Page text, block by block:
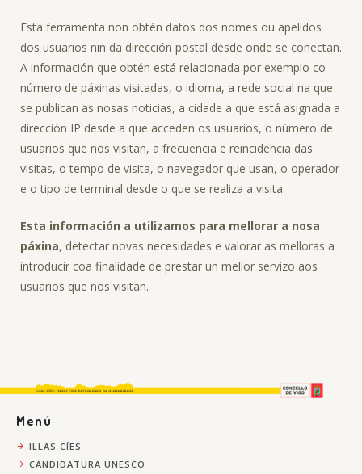
Esta ferramenta non obtén datos dos nomes ou apelidos
dos usuarios nin da dirección postal desde onde se conectan.
A información que obtén está relacionada por exemplo co
número de páxinas visitadas, o idioma, a rede social na que
se publican as nosas noticias, a cidade a que está asignada a
dirección IP desde a que acceden os usuarios, o número de
usuarios que nos visitan, a frecuencia e reincidencia das
visitas, o tempo de visita, o navegador que usan, o operador
e o tipo de terminal desde o que se realiza a visita.
Esta información a utilizamos para mellorar a nosa
páxina, detectar novas necesidades e valorar as melloras a
introducir coa finalidade de prestar un mellor servizo aos
usuarios que nos visitan.
Menú
ILLAS CÍES
CANDIDATURA UNESCO